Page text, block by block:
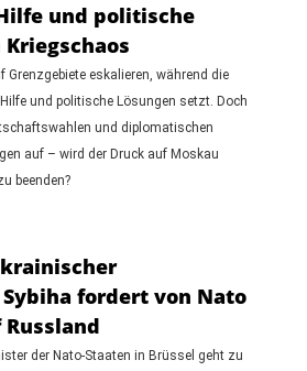
und politische
Grenzgebiete eskalieren, während die
und politische Lösungen setzt. Doch
und diplomatischen
auf – wird der Druck auf Moskau
beenden?
fordert von Nato
der Nato-Staaten in Brüssel geht zu